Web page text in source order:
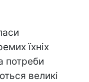
їхніх
потреби
великі